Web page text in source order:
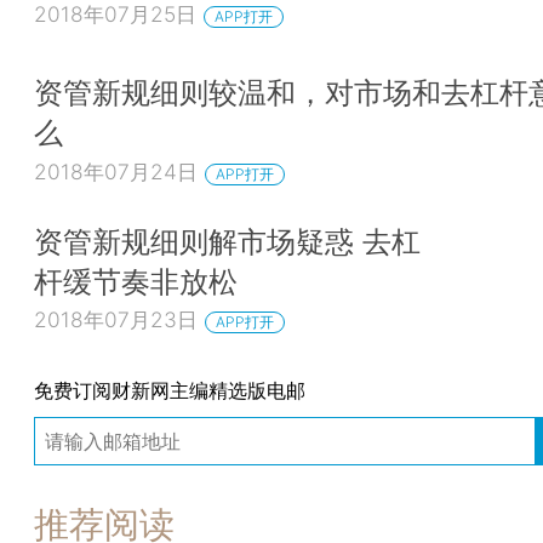
2018年07月25日 APP打开
资管新规细则较温和，对市场和去杠杆
么
2018年07月24日 APP打开
资管新规细则解市场疑惑 去杠
杆缓节奏非放松
2018年07月23日 APP打开
免费订阅财新网主编精选版电邮
推荐阅读